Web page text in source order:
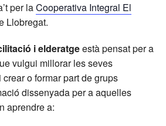
per laCooperativa Integral El
Llobregat.
i elderatgeestà pensat per a
vulgui millorar les seves
o formar part de grups
dissenyada per a aquelles
aprendre a: